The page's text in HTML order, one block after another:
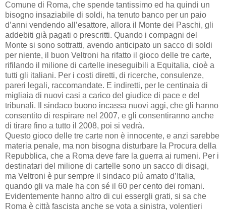
Comune di Roma, che spende tantissimo ed ha quindi un
bisogno insaziabile di soldi, ha tenuto banco per un paio
d’anni vendendo all’esattore, allora il Monte dei Paschi, gli
addebiti già pagati o prescritti. Quando i compagni del
Monte si sono sottratti, avendo anticipato un sacco di soldi
per niente, il buon Veltroni ha rifatto il gioco delle tre carte,
rifilando il milione di cartelle ineseguibili a Equitalia, cioè a
tutti gli italiani. Per i costi diretti, di ricerche, consulenze,
pareri legali, raccomandate. E indiretti, per le centinaia di
migliaia di nuovi casi a carico del giudice di pace e del
tribunali. Il sindaco buono incassa nuovi aggi, che gli hanno
consentito di respirare nel 2007, e gli consentiranno anche
di tirare fino a tutto il 2008, poi si vedrà.
Questo gioco delle tre carte non è innocente, e anzi sarebbe
materia penale, ma non bisogna disturbare la Procura della
Repubblica, che a Roma deve fare la guerra ai rumeni. Per i
destinatari del milione di cartelle sono un sacco di disagi,
ma Veltroni è pur sempre il sindaco più amato d’Italia,
quando gli va male ha con sé il 60 per cento dei romani.
Evidentemente hanno altro di cui essergli grati, si sa che
Roma è città fascista anche se vota a sinistra, volentieri